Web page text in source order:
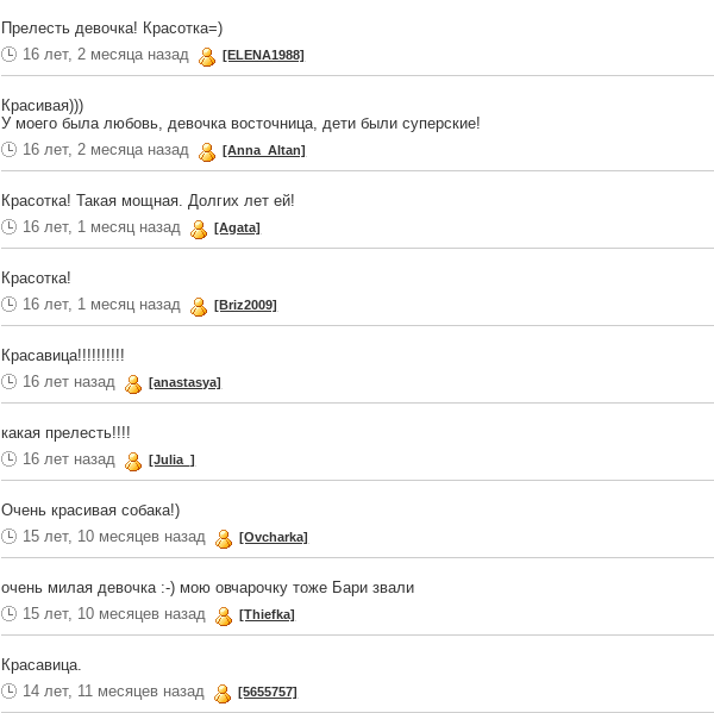
Прелесть девочка! Красотка=)
16 лет, 2 месяца назад
[ELENA1988]
Красивая)))
У моего была любовь, девочка восточница, дети были суперские!
16 лет, 2 месяца назад
[Anna_Altan]
Красотка! Такая мощная. Долгих лет ей!
16 лет, 1 месяц назад
[Agata]
Красотка!
16 лет, 1 месяц назад
[Briz2009]
Красавица!!!!!!!!!!
16 лет назад
[anastasya]
какая прелесть!!!!
16 лет назад
[Julia_]
Очень красивая собака!)
15 лет, 10 месяцев назад
[Ovcharka]
очень милая девочка :-) мою овчарочку тоже Бари звали
15 лет, 10 месяцев назад
[Thiefka]
Красавица.
14 лет, 11 месяцев назад
[5655757]